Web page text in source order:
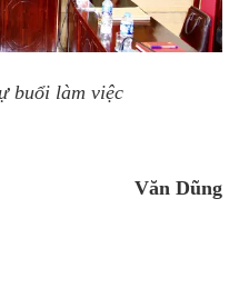
buổi làm việc
Văn Dũng